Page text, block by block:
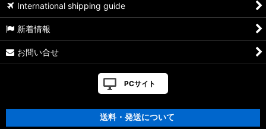
International shipping guide
新着情報
お問い合せ
PCサイト
送料・発送について